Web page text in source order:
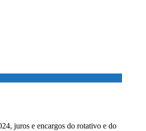
juros e encargos do rotativo e do